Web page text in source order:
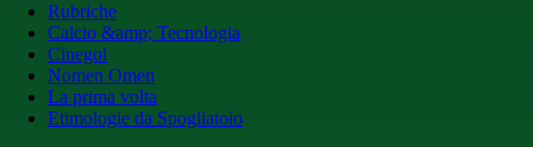
Rubriche
Calcio &amp; Tecnologia
Cinegol
Nomen Omen
La prima volta
Etimologie da Spogliatoio